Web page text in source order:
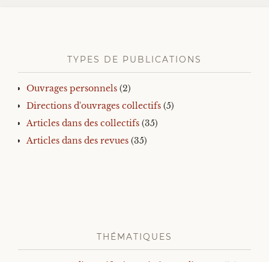
TYPES DE PUBLICATIONS
Ouvrages personnels (2)
Directions d'ouvrages collectifs (5)
Articles dans des collectifs (35)
Articles dans des revues (35)
THÉMATIQUES